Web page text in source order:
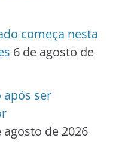
começa nesta
6 de agosto de
após ser
agosto de 2026